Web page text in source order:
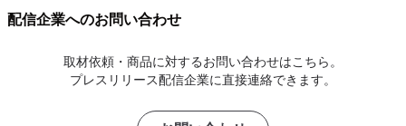
配信企業へのお問い合わせ
取材依頼・商品に対するお問い合わせはこちら。
プレスリリース配信企業に直接連絡できます。